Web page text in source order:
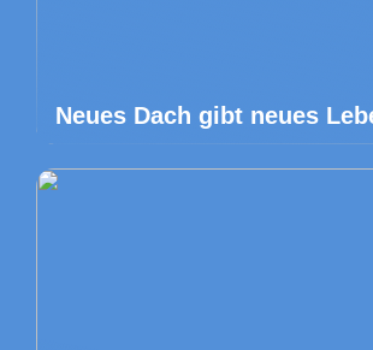
Neues Dach gibt neues